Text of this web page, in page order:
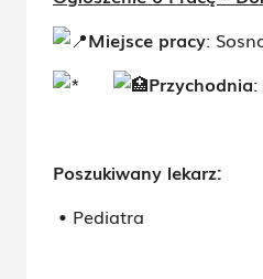
Miejsce pracy:
Przychodnia
Poszukiwany lekarz:
• Pediatra